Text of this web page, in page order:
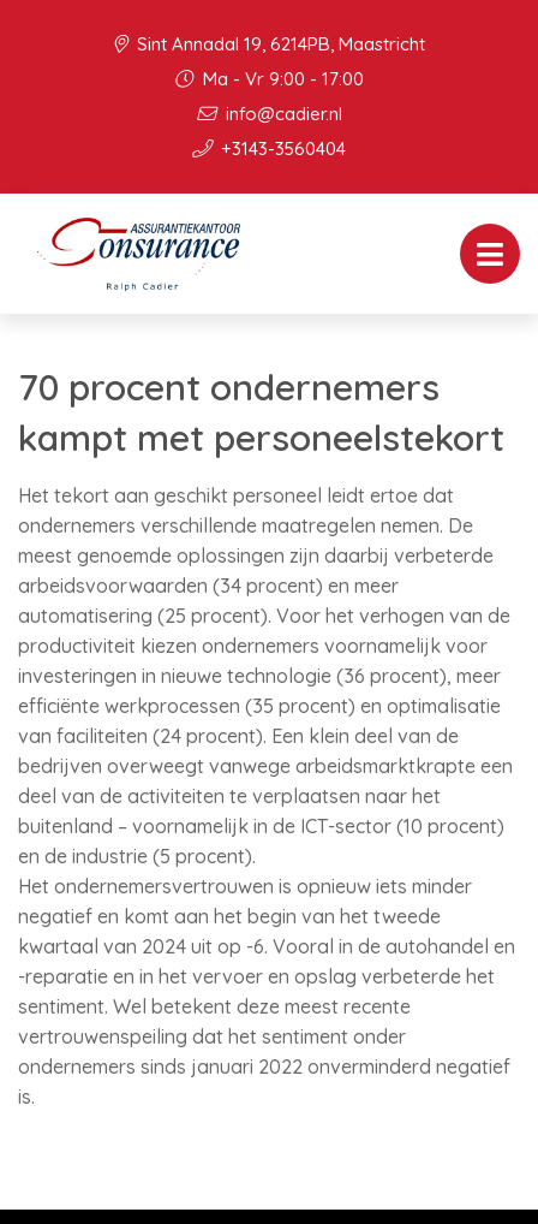
Sint Annadal 19, 6214PB, Maastricht
Ma - Vr 9:00 - 17:00
info@cadier.nl
+3143-3560404
70 procent ondernemers
kampt met personeelstekort
Het tekort aan geschikt personeel leidt ertoe dat
ondernemers verschillende maatregelen nemen. De
meest genoemde oplossingen zijn daarbij verbeterde
arbeidsvoorwaarden (34 procent) en meer
automatisering (25 procent). Voor het verhogen van de
productiviteit kiezen ondernemers voornamelijk voor
investeringen in nieuwe technologie (36 procent), meer
efficiënte werkprocessen (35 procent) en optimalisatie
van faciliteiten (24 procent). Een klein deel van de
bedrijven overweegt vanwege arbeidsmarktkrapte een
deel van de activiteiten te verplaatsen naar het
buitenland – voornamelijk in de ICT-sector (10 procent)
en de industrie (5 procent).
Het ondernemersvertrouwen is opnieuw iets minder
negatief en komt aan het begin van het tweede
kwartaal van 2024 uit op -6. Vooral in de autohandel en
-reparatie en in het vervoer en opslag verbeterde het
sentiment. Wel betekent deze meest recente
vertrouwenspeiling dat het sentiment onder
ondernemers sinds januari 2022 onverminderd negatief
is.